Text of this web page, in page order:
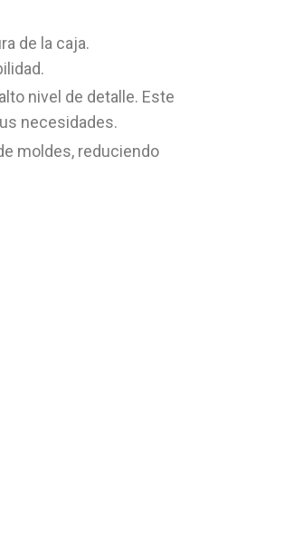
de la caja.
nivel de detalle. Este
necesidades.
moldes, reduciendo